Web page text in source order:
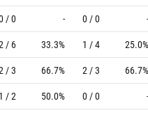
/ 0 - 0 / 0 -
/ 6 33.3% 1 / 4 25.0%
/ 3 66.7% 2 / 3 66.7%
1 / 2 50.0% 0 / 0 -